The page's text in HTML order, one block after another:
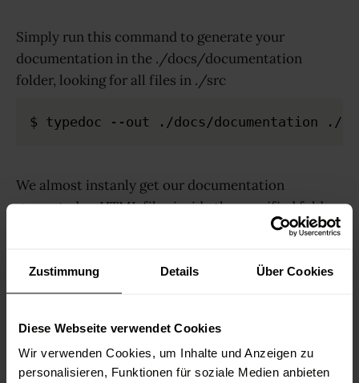
Zustimmung Details Über Cookies
Diese Webseite verwendet Cookies
Wir verwenden Cookies, um Inhalte und Anzeigen zu
personalisieren, Funktionen für soziale Medien anbieten
Simply run this command to generate your
documentation in the ./docs/documentation
folder, looking for all files in ./src
$ typedoc --out ./docs/documentation ./
We almost instanly get our documentation
generated as HTML files inside the specified folder.